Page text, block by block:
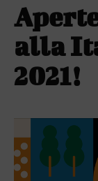
alla
2021!